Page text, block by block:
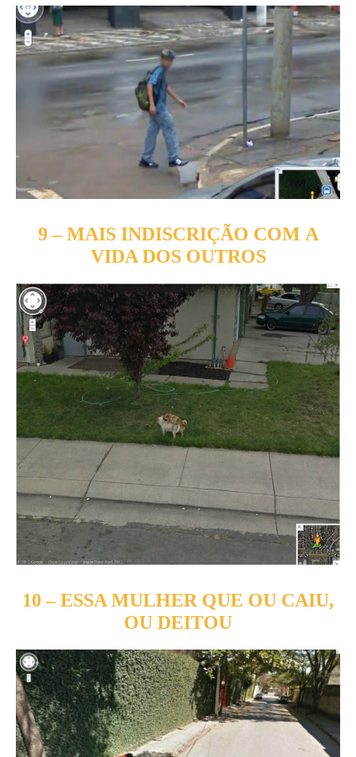
9 – MAIS INDISCRIÇÃO COM A
VIDA DOS OUTROS
10 – ESSA MULHER QUE OU CAIU,
OU DEITOU